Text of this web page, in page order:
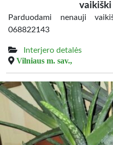
vaikiški
Parduodami nenauji
068822143
Interjero detalės
Vilniaus m. sav.,